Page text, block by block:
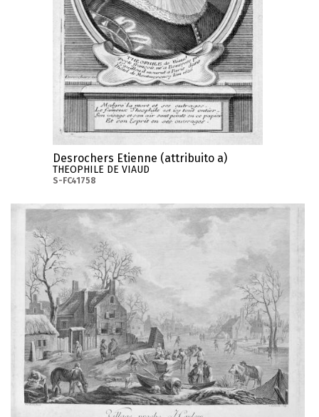
Desrochers Etienne (attribuito a)
THEOPHILE DE VIAUD
S-FC41758